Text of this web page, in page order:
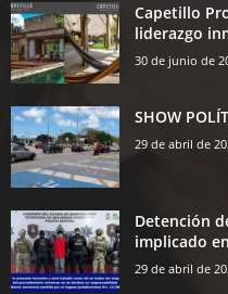
Capetillo
liderazgo
30 de junio de
SHOW
29 de abril de
Detención
implicado
29 de abril de